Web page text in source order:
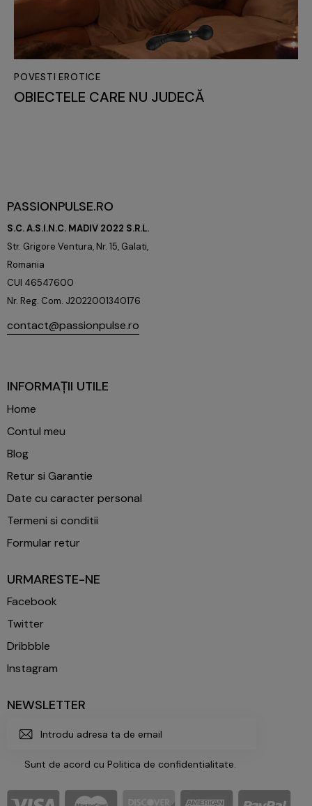
POVESTI EROTICE
OBIECTELE CARE NU JUDECĂ
PASSIONPULSE.RO
S.C. A.S.I.N.C. MADIV 2022 S.R.L.
Str. Grigore Ventura, Nr. 15, Galati,
Romania
CUI 46547600
Nr. Reg. Com. J2022001340176
contact@passionpulse.ro
INFORMAȚII UTILE
Home
Contul meu
Blog
Retur si Garantie
Date cu caracter personal
Termeni si conditii
Formular retur
URMARESTE-NE
Facebook
Twitter
Dribbble
Instagram
NEWSLETTER
Sunt de acord cu Politica de confidentialitate.